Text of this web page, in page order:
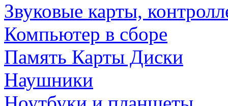
Звуковые карты,
Компьютер в сборе
Память Карты Диски
Наушники